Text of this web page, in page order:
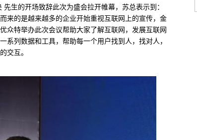
生的开场致辞此次为盛会拉开帷幕，苏总表示到：
来的是越来越多的企业开始重视互联网上的宣传，金
众特举办此次会议帮助大家了解互联网，发展互联网
列数据和工具，帮助每一个用户找到人，找对人，
交互。